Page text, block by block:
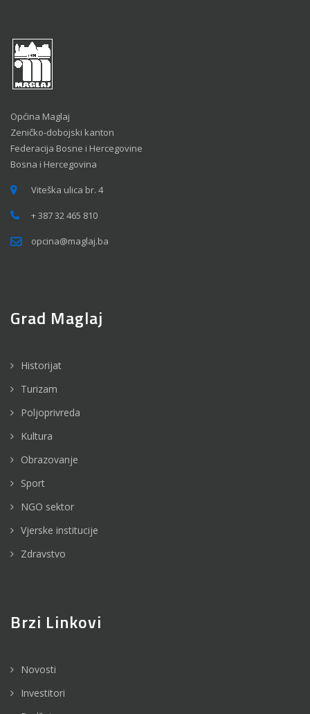
Općina Maglaj
Zeničko-dobojski kanton
Federacija Bosne i Hercegovine
Bosna i Hercegovina
Viteška ulica br. 4
+ 387 32 465 810
opcina@maglaj.ba
Grad Maglaj
Historijat
Turizam
Poljoprivreda
Kultura
Obrazovanje
Sport
NGO sektor
Vjerske institucije
Zdravstvo
Brzi Linkovi
Novosti
Investitori